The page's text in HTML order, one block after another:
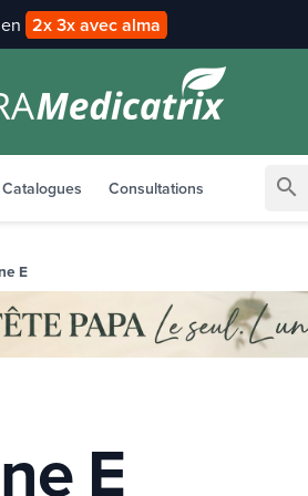
2x 3x avec alma
Catalogues Consultations search
E
E